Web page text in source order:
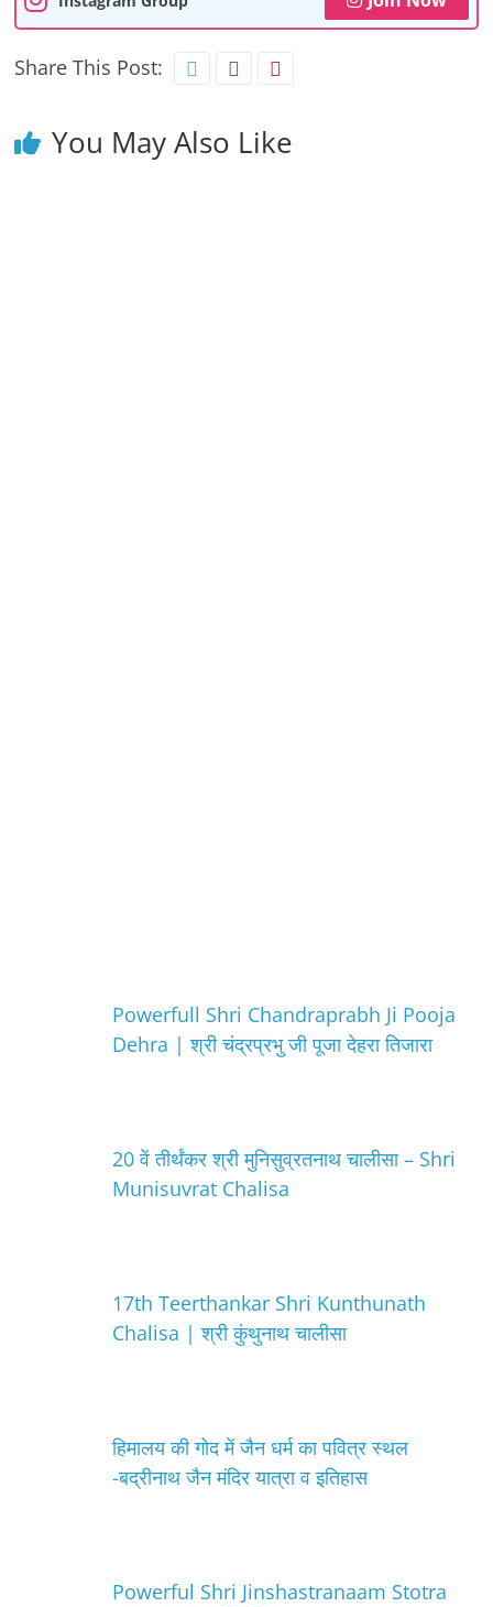
Share This Post:
You May Also Like
Powerfull Shri Chandraprabh Ji Pooja
Dehra | श्री चंद्रप्रभु जी पूजा देहरा तिजारा
20 वें तीर्थंकर श्री मुनिसुव्रतनाथ चालीसा – Shri
Munisuvrat Chalisa
17th Teerthankar Shri Kunthunath
Chalisa | श्री कुंथुनाथ चालीसा
हिमालय की गोद में जैन धर्म का पवित्र स्थल
-बद्रीनाथ जैन मंदिर यात्रा व इतिहास
Powerful Shri Jinshastranaam Stotra